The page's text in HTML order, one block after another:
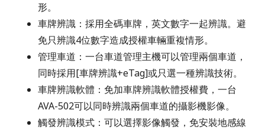
形。
車牌辨識： 採用全碼車牌，英文數字一起辨識。避
免只辨識4位數字造成授權車輛重複情形。
管理車道： 一台車道管理主機可以管理兩個車道，
同時採用[車牌辨識+eTag]或只選一種辨識技術。
車牌辨識軟體： 免加車牌辨識軟體授權費，一台
AVA-502可以同時辨識兩個車道的攝影機影像。
觸發辨識模式： 可以選擇影像觸發，免安裝地感線